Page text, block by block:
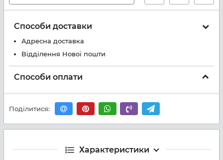
Способи доставки
Адресна доставка
Відділення Нової пошти
Способи оплати
Поділитися:
Характеристики